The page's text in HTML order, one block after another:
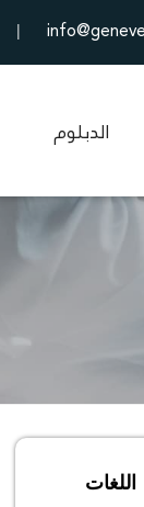
|
الدبلوم
اللغات